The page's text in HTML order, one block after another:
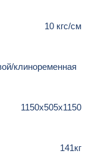
10 кгс/см
клиноременная
1150x505x1150
141кг